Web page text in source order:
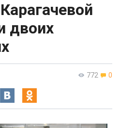
двоих
772 0